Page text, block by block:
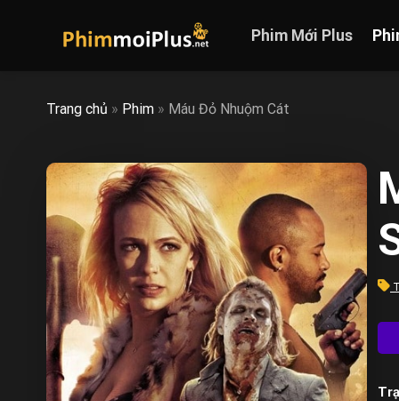
Phim Mới Plus
Trang chủ » Phim » Máu Đỏ Nhuộm Cát